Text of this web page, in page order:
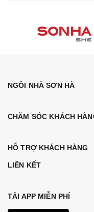
NGÔI NHÀ SƠN HÀ
CHĂM SÓC KHÁCH
HỖ TRỢ KHÁCH HÀNG
LIÊN KẾT
TẢI APP MIỄN PHÍ